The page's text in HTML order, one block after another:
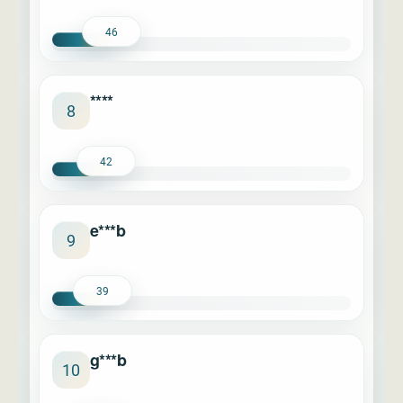
46
8 ****
42
9 e***b
39
10 g***b